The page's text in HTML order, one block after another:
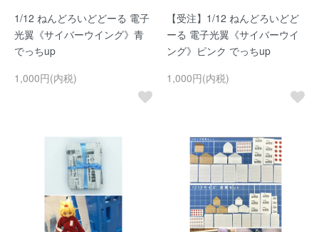
1/12 ねんどろいどどーる 電子
光翼《サイバーウイング》青
でっちup
1,000円(内税)
【受注】1/12 ねんどろいどど
ーる 電子光翼《サイバーウイ
ング》ピンク でっちup
1,000円(内税)